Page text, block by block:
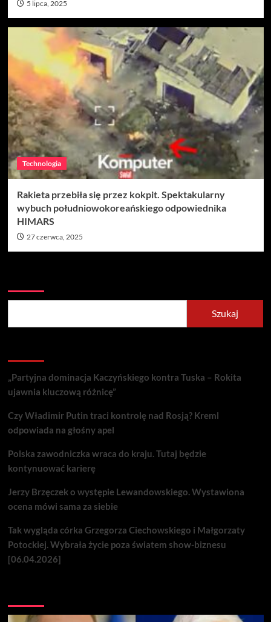
5 lipca, 2025
Technologia
Rakieta przebiła się przez kokpit. Spektakularny
wybuch południowokoreańskiego odpowiednika
HIMARS
27 czerwca, 2025
Szukaj
„Partyjna dominacja Kaczyńskiego kontra Tuska – Rokita
ujawnia kluczową różnicę”
Czy Władimir Putin traci kontrolę nad Rosją? Kreml
odpowiada na głośny apel
Polska zawodniczka wraca do kraju. Tutaj będzie
kontynuować karierę
Jerzy Brzęczek o występie Lewandowskiego. Wystawiona
ocena mówi sama za siebie
Tak wygląda córka Grzegorza Ciechowskiego i Małgorzaty
Potockiej. Wybrała życie poza światem show-biznesu
[06.04.2026]